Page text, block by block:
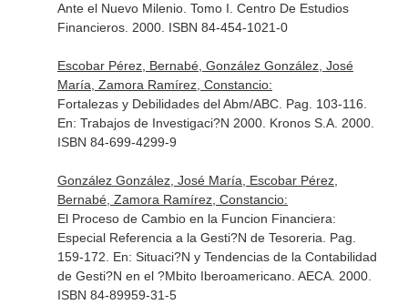
Ante el Nuevo Milenio. Tomo I . Centro De Estudios
Financieros. 2000. ISBN 84-454-1021-0
Escobar Pérez, Bernabé, González González, José
María, Zamora Ramírez, Constancio:
Fortalezas y Debilidades del Abm/ABC. Pag. 103-116.
En: Trabajos de Investigaci?N 2000. Kronos S.A. 2000.
ISBN 84-699-4299-9
González González, José María, Escobar Pérez,
Bernabé, Zamora Ramírez, Constancio:
El Proceso de Cambio en la Funcion Financiera:
Especial Referencia a la Gesti?N de Tesoreria. Pag.
159-172. En: Situaci?N y Tendencias de la Contabilidad
de Gesti?N en el ?Mbito Iberoamericano. AECA. 2000.
ISBN 84-89959-31-5